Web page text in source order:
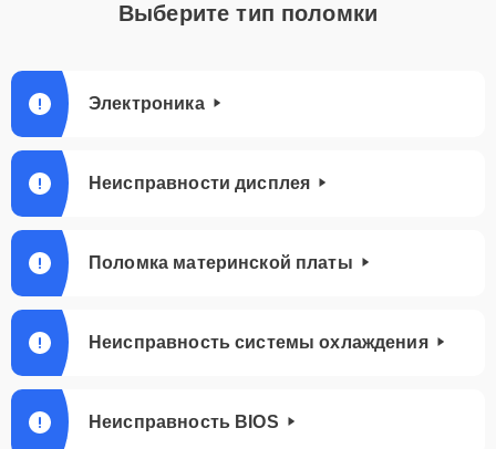
Выберите тип поломки
Электроника
Неисправности дисплея
Поломка материнской платы
Неисправность системы охлаждения
Неисправность BIOS